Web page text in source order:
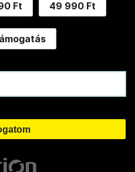
Ft 49 990 Ft